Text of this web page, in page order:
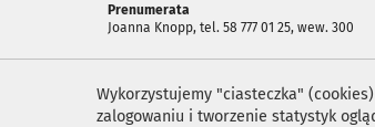
Prenumerata
Joanna Knopp, tel. 58 777 01 25, wew. 300
Wykorzystujemy "ciasteczka"
zalogowaniu i tworzenie statystyk